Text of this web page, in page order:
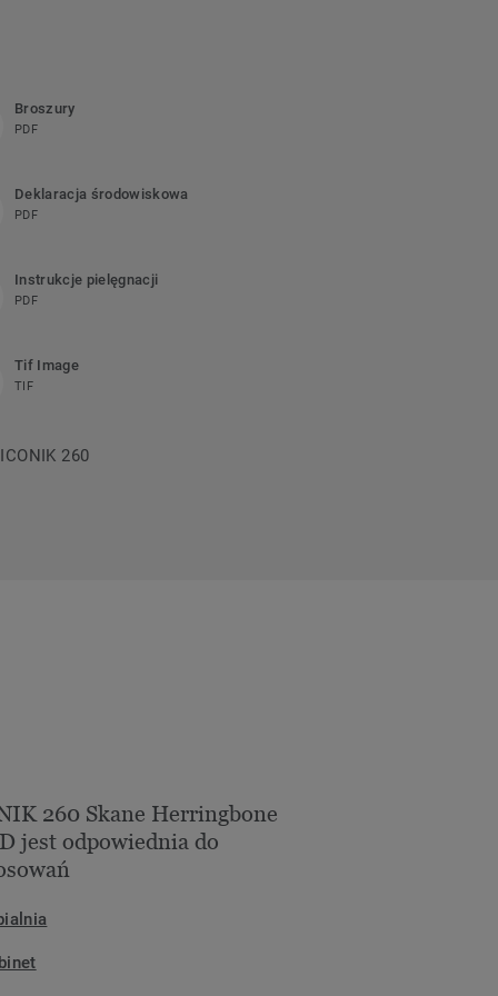
Broszury
PDF
Deklaracja środowiskowa
PDF
Instrukcje pielęgnacji
PDF
Tif Image
TIF
260
260 Skane Herringbone
jest odpowiednia do